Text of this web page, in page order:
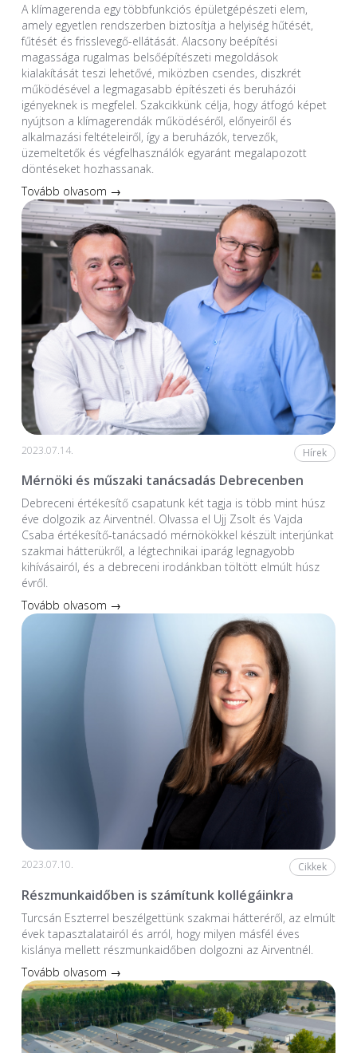
A klímagerenda egy többfunkciós épületgépészeti elem,
amely egyetlen rendszerben biztosítja a helyiség hűtését,
fűtését és frisslevegő-ellátását. Alacsony beépítési
magassága rugalmas belsőépítészeti megoldások
kialakítását teszi lehetővé, miközben csendes, diszkrét
működésével a legmagasabb építészeti és beruházói
igényeknek is megfelel. Szakcikkünk célja, hogy átfogó képet
nyújtson a klímagerendák működéséről, előnyeiről és
alkalmazási feltételeiről, így a beruházók, tervezők,
üzemeltetők és végfelhasználók egyaránt megalapozott
döntéseket hozhassanak.
Tovább olvasom →
2023.07.14. Hírek
Mérnöki és műszaki tanácsadás Debrecenben
Debreceni értékesítő csapatunk két tagja is több mint húsz
éve dolgozik az Airventnél. Olvassa el Ujj Zsolt és Vajda
Csaba értékesítő-tanácsadó mérnökökkel készült interjúnkat
szakmai hátterükről, a légtechnikai iparág legnagyobb
kihívásairól, és a debreceni irodánkban töltött elmúlt húsz
évről.
Tovább olvasom →
2023.07.10. Cikkek
Részmunkaidőben is számítunk kollégáinkra
Turcsán Eszterrel beszélgettünk szakmai hátteréről, az elmúlt
évek tapasztalatairól és arról, hogy milyen másfél éves
kislánya mellett részmunkaidőben dolgozni az Airventnél.
Tovább olvasom →